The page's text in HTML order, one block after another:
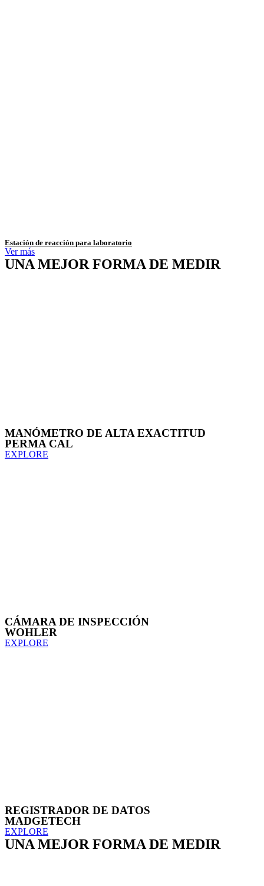
Estación de reacción para laboratorio
Ver más
UNA MEJOR FORMA DE MEDIR
MANÓMETRO DE ALTA EXACTITUD
PERMA CAL
EXPLORE
CÁMARA DE INSPECCIÓN
WOHLER
EXPLORE
REGISTRADOR DE DATOS
MADGETECH
EXPLORE
UNA MEJOR FORMA DE MEDIR